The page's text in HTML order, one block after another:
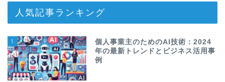
人気記事ランキング
1
個人事業主のためのAI技術：2024
年の最新トレンドとビジネス活用事
例